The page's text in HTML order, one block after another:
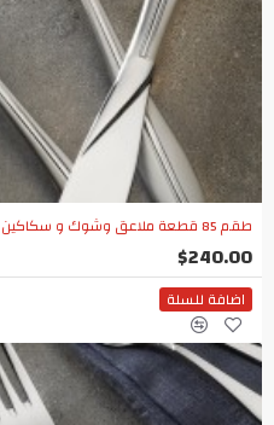
طقم 85 قطعة ملاعق وشوك و سكاكين لون معدني KTH-CKB89KPM5-MET
$240.00
اضافة للسلة